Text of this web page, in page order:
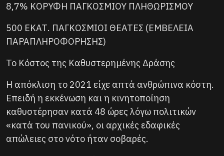
8,7% ΚΟΡΥΦΗ ΠΑΓΚΟΣΜΙΟΥ ΠΛΗΘΩΡΙΣΜΟΥ
500 ΕΚΑΤ. ΠΑΓΚΟΣΜΙΟΙ ΘΕΑΤΕΣ (ΕΜΒΕΛΕΙΑ
ΠΑΡΑΠΛΗΡΟΦΟΡΗΣΗΣ)
Το Κόστος της Καθυστερημένης Δράσης
Η απόκλιση το 2021 είχε απτά ανθρώπινα κόστη.
Επειδή η εκκένωση και η κινητοποίηση
καθυστέρησαν κατά 48 ώρες λόγω πολιτικών
«κατά του πανικού», οι αρχικές εδαφικές
απώλειες στο νότο ήταν σοβαρές.